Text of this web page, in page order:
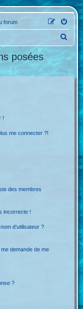
forum
c
posées
!
me connecter ?!
des membres
incorrecte !
d’utilisateur ?
demande de me
?